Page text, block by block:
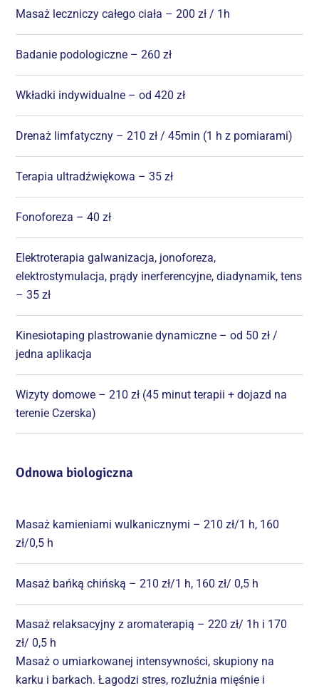
Masaż leczniczy całego ciała – 200 zł / 1h
Badanie podologiczne – 260 zł
Wkładki indywidualne – od 420 zł
Drenaż limfatyczny – 210 zł / 45min (1 h z pomiarami)
Terapia ultradźwiękowa – 35 zł
Fonoforeza – 40 zł
Elektroterapia galwanizacja, jonoforeza,
elektrostymulacja, prądy inerferencyjne, diadynamik, tens
– 35 zł
Kinesiotaping plastrowanie dynamiczne – od 50 zł /
jedna aplikacja
Wizyty domowe – 210 zł (45 minut terapii + dojazd na
terenie Czerska)
Odnowa biologiczna
Masaż kamieniami wulkanicznymi – 210 zł/1 h, 160
zł/0,5 h
Masaż bańką chińską – 210 zł/1 h, 160 zł/ 0,5 h
Masaż relaksacyjny z aromaterapią – 220 zł/ 1h i 170
zł/ 0,5 h
Masaż o umiarkowanej intensywności, skupiony na
karku i barkach. Łagodzi stres, rozluźnia mięśnie i